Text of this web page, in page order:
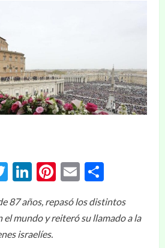
Twitter
LinkedIn
Pinterest
Email
87 años, repasó los distintos
mundo y reiteró su llamado a la
israelíes.